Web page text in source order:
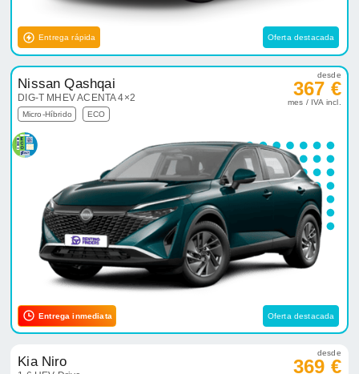
Entrega rápida Oferta destacada
Nissan Qashqai
DIG-T MHEV ACENTA 4×2
Micro-Híbrido ECO
desde
367 €
mes / IVA incl.
Entrega inmediata Oferta destacada
Kia Niro
desde
369 €